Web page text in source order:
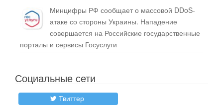
Минцифры РФ сообщает о массовой DDoS-
атаке со стороны Украины. Нападение
совершается на Российские государственные
порталы и сервисы Госуслуги
Социальные сети
Твиттер